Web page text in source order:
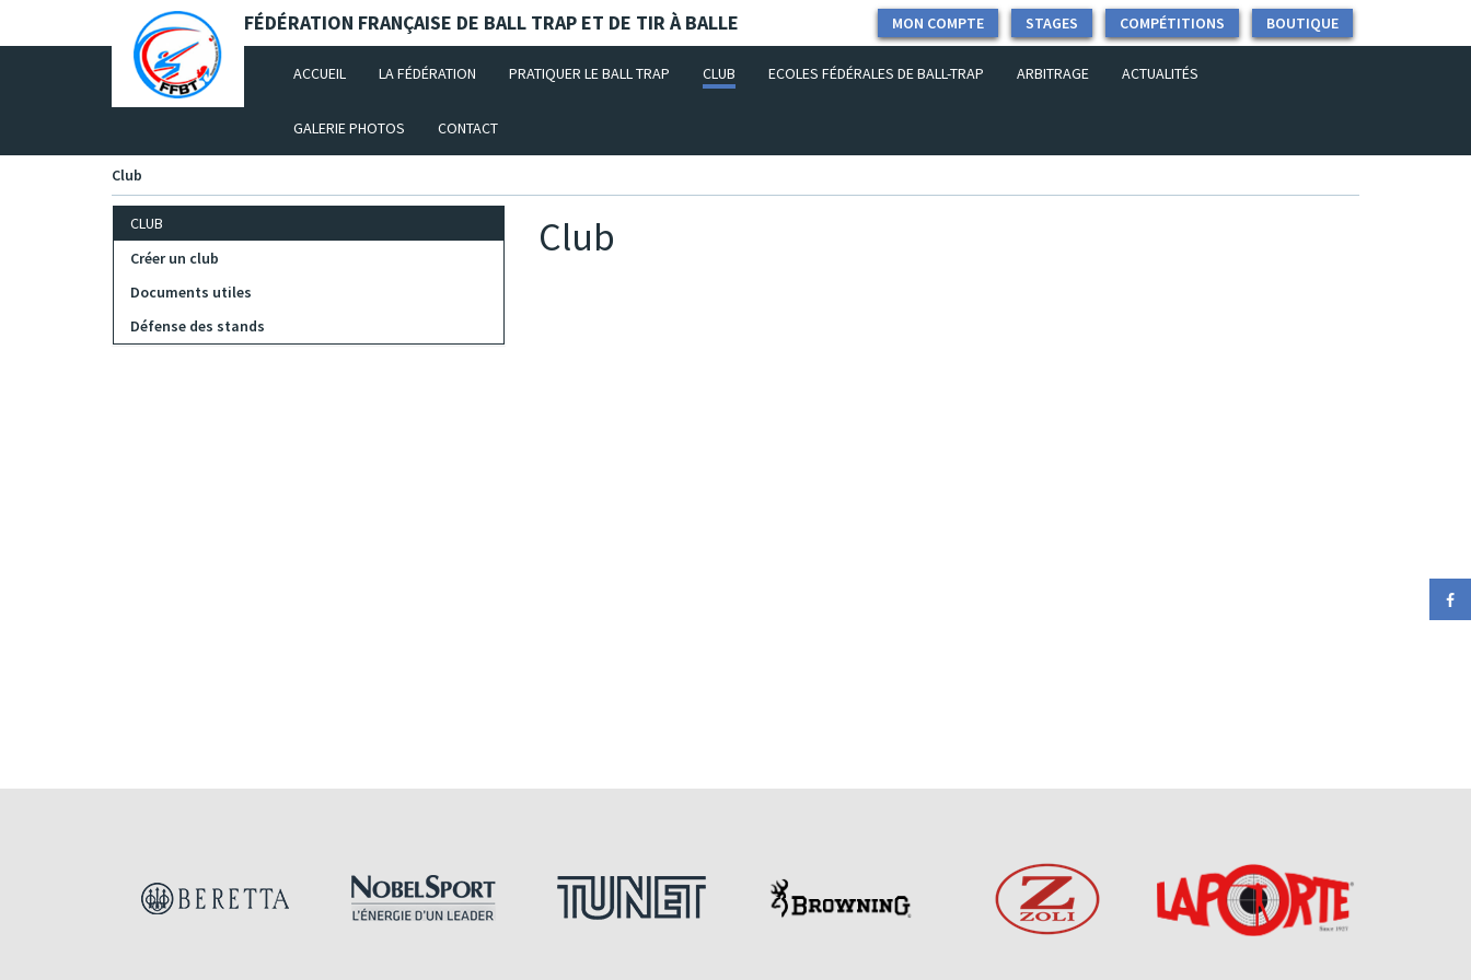
Panneau de gestion des cookies FÉDÉRATION FRANÇAISE DE BALL TRAP ET DE TIR À BALLE BOUTIQUE
COMPÉTITIONS
STAGES
MON COMPTE
ACCUEIL (CURRENT)
LA FÉDÉRATION PRATIQUER LE BALL TRAP CLUB ECOLES FÉDÉRALES DE BALL-TRAP ARBITRAGE ACTUALITÉS
GALERIE PHOTOS CONTACT
Club
CLUB
Créer un club
Documents utiles
Défense des stands
Club